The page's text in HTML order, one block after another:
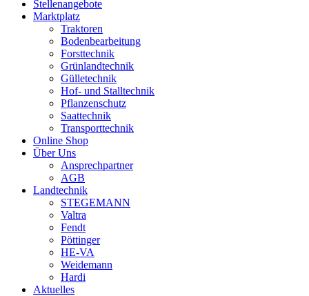
Stellenangebote
Marktplatz
Traktoren
Bodenbearbeitung
Forsttechnik
Grünlandtechnik
Gülletechnik
Hof- und Stalltechnik
Pflanzenschutz
Saattechnik
Transporttechnik
Online Shop
Über Uns
Ansprechpartner
AGB
Landtechnik
STEGEMANN
Valtra
Fendt
Pöttinger
HE-VA
Weidemann
Hardi
Aktuelles